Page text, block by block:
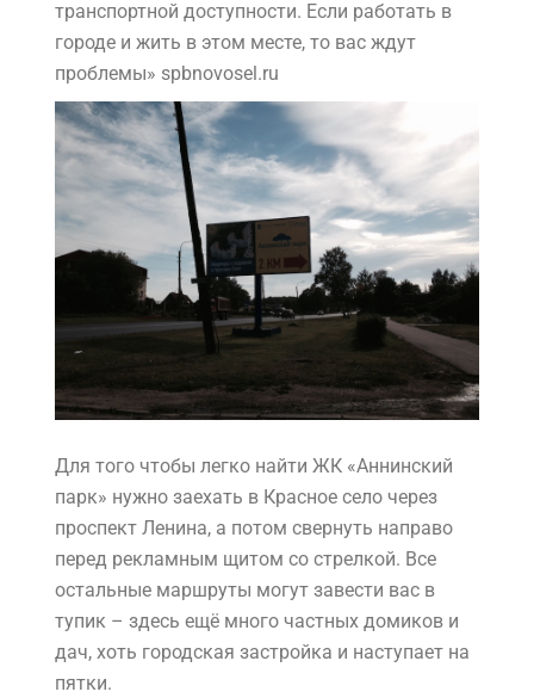
транспортной доступности. Если работать в
городе и жить в этом месте, то вас ждут
проблемы» spbnovosel.ru
Для того чтобы легко найти ЖК «Аннинский
парк» нужно заехать в Красное село через
проспект Ленина, а потом свернуть направо
перед рекламным щитом со стрелкой. Все
остальные маршруты могут завести вас в
тупик – здесь ещё много частных домиков и
дач, хоть городская застройка и наступает на
пятки.